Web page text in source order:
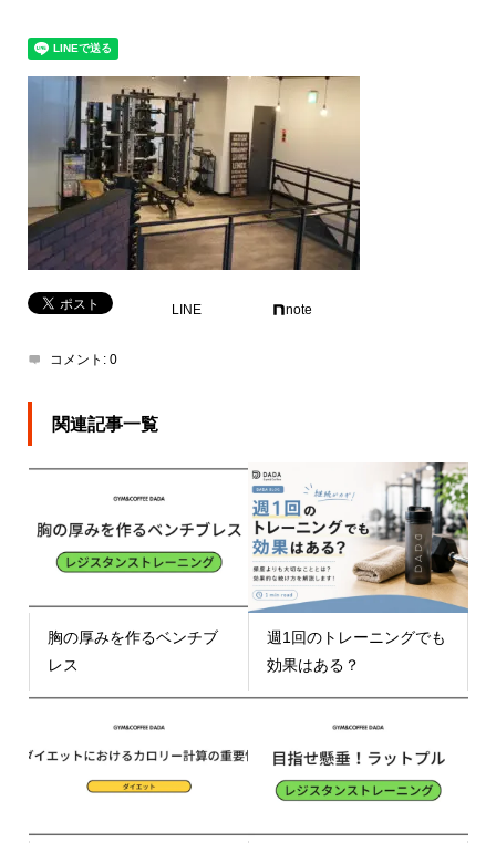
LINE note
コメント: 0
関連記事一覧
胸の厚みを作るベンチブ
レス
週1回のトレーニングでも
効果はある？